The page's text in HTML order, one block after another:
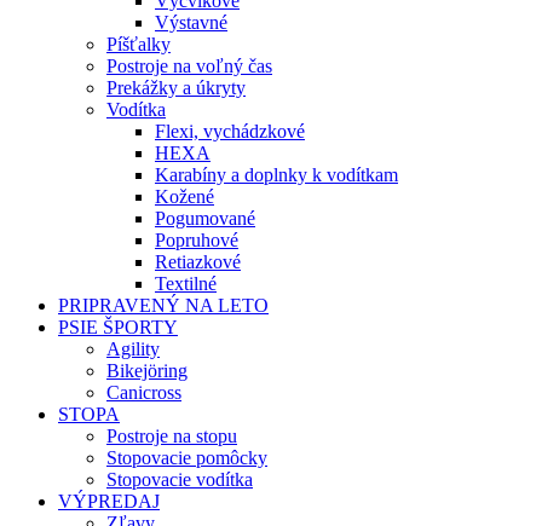
Výstavné
Píšťalky
Postroje na voľný čas
Prekážky a úkryty
Vodítka
Flexi, vychádzkové
HEXA
Karabíny a doplnky k vodítkam
Kožené
Pogumované
Popruhové
Retiazkové
Textilné
PRIPRAVENÝ NA LETO
PSIE ŠPORTY
Agility
Bikejöring
Canicross
STOPA
Postroje na stopu
Stopovacie pomôcky
Stopovacie vodítka
VÝPREDAJ